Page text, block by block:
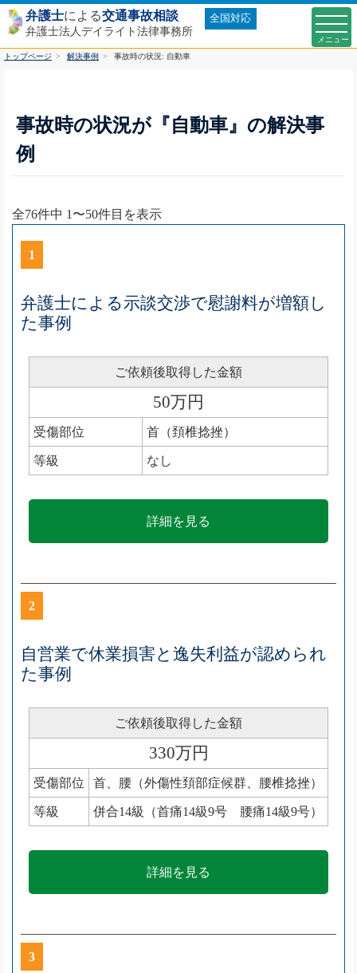
弁護士による交通事故相談
弁護士法人デイライト法律事務所
全国対応
トップページ 解決事例 事故時の状況: 自動車
事故時の状況が『自動車』の解決事
例
全76件中 1〜50件目を表示
1
弁護士による示談交渉で慰謝料が増額し
た事例
ご依頼後取得した金額
50万円
受傷部位 首（頚椎捻挫）
等級 なし
詳細を見る
2
自営業で休業損害と逸失利益が認められ
た事例
ご依頼後取得した金額
330万円
受傷部位 首、腰（外傷性頚部症候群、腰椎捻挫）
等級 併合14級（首痛14級9号 腰痛14級9号）
詳細を見る
3